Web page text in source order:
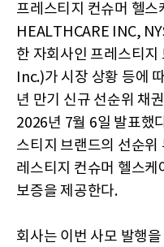
프레스티지 컨슈머 헬
HEALTHCARE INC,
한 자회사인 프레스티
Inc.)가 시장 상황 등에
년 만기 신규 선순위 채
2026년 7월 6일 발표했
스티지 브랜드의 선순
레스티지 컨슈머 헬스케
보증을 제공한다.
회사는 이번 사모 발행